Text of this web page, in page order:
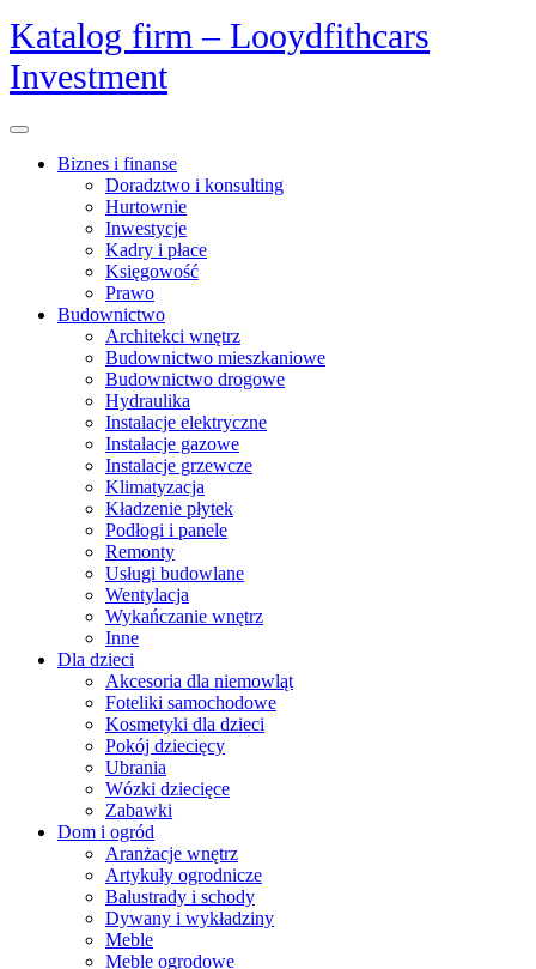
Skip
to
content
Katalog firm – Looydfithcars
Investment
Open
Biznes i finanse
Doradztwo i konsulting
Hurtownie
Inwestycje
Kadry i płace
Księgowość
Prawo
Budownictwo
Architekci wnętrz
Budownictwo mieszkaniowe
Budownictwo drogowe
Hydraulika
Instalacje elektryczne
Instalacje gazowe
Instalacje grzewcze
Klimatyzacja
Kładzenie płytek
Podłogi i panele
Remonty
Usługi budowlane
Wentylacja
Wykańczanie wnętrz
Inne
Dla dzieci
Akcesoria dla niemowląt
Foteliki samochodowe
Kosmetyki dla dzieci
Pokój dziecięcy
Ubrania
Wózki dziecięce
Zabawki
Dom i ogród
Aranżacje wnętrz
Artykuły ogrodnicze
Balustrady i schody
Dywany i wykładziny
Meble
Meble ogrodowe